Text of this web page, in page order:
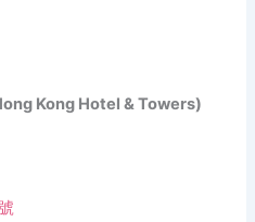
Kong Hotel & Towers)